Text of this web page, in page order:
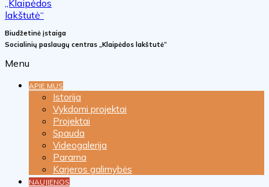
Biudžetinė įstaiga
Socialinių paslaugų centras „Klaipėdos lakštutė“
Menu
APIE MUS
Istorija
Vykdomi projektai
Projektai
Spauda
Videogalerija
Parama
Karjeros galimybės
NAUJIENOS